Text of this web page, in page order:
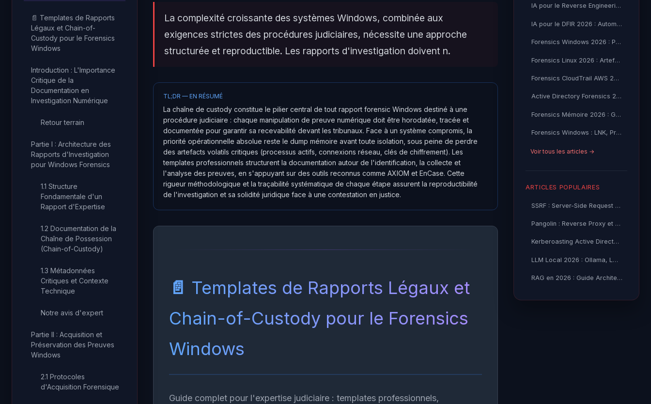
📄 Templates de Rapports
Légaux et Chain-of-
Custody pour le Forensics
Windows
Introduction : L'Importance
Critique de la
Documentation en
Investigation Numérique
Retour terrain
Partie I : Architecture des
Rapports d'Investigation
pour Windows Forensics
1.1 Structure
Fondamentale d'un
Rapport d'Expertise
1.2 Documentation de la
Chaîne de Possession
(Chain-of-Custody)
1.3 Métadonnées
Critiques et Contexte
Technique
Notre avis d'expert
Partie II : Acquisition et
Préservation des Preuves
Windows
2.1 Protocoles
d'Acquisition Forensique
La complexité croissante des systèmes Windows, combinée aux
exigences strictes des procédures judiciaires, nécessite une approche
structurée et reproductible. Les rapports d'investigation doivent n.
TL;DR — EN RÉSUMÉ
La chaîne de custody constitue le pilier central de tout rapport forensic Windows destiné à une
procédure judiciaire : chaque manipulation de preuve numérique doit être horodatée, tracée et
documentée pour garantir sa recevabilité devant les tribunaux. Face à un système compromis, la
priorité opérationnelle absolue reste le dump mémoire avant toute isolation, sous peine de perdre
des artefacts volatils critiques (processus actifs, connexions réseau, clés de chiffrement). Les
templates professionnels structurent la documentation autour de l'identification, la collecte et
l'analyse des preuves, en s'appuyant sur des outils reconnus comme AXIOM et EnCase. Cette
rigueur méthodologique et la traçabilité systématique de chaque étape assurent la reproductibilité
de l'investigation et sa solidité juridique face à une contestation en justice.
📄 Templates de Rapports Légaux et
Chain-of-Custody pour le Forensics
Windows
Guide complet pour l'expertise judiciaire : templates professionnels,
IA pour le Reverse Engineering et Analyse Malware 2026
IA pour le DFIR 2026 : Automatisation des Incidents
Forensics Windows 2026 : Prefetch, Amcache et Artefacts DFIR
Forensics Linux 2026 : Artefacts et Investigation Post-Incident
Forensics CloudTrail AWS 2026 : Guide Complet d'Investigation
Active Directory Forensics 2026 : Investigation et Analyse
Forensics Mémoire 2026 : Guide Complet Volatility 3 et
Forensics Windows : LNK, Prefetch, Amcache et ShimCache analysés
Voir tous les articles →
ARTICLES POPULAIRES
SSRF : Server-Side Request Forgery — Exploitation Avancée
Pangolin : Reverse Proxy et Tunnel Self-Hosted — Guide
Kerberoasting Active Directory : Attaque et Défense 2026
LLM Local 2026 : Ollama, LM Studio ou vLLM — Quel Outil selon
RAG en 2026 : Guide Architecture, Vectorisation & Chunking